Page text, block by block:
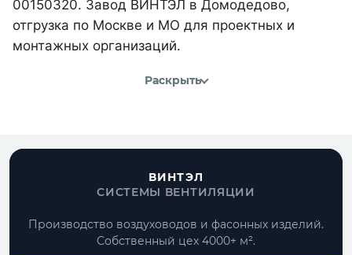
00150320. Завод ВИНТЭЛ в Домодедово,
отгрузка по Москве и МО для проектных и
монтажных организаций.
Раскрыть
ВИНТЭЛ
СИСТЕМЫ ВЕНТИЛЯЦИИ
Производство воздуховодов и фасонных изделий.
Собственный цех 4000+ м².